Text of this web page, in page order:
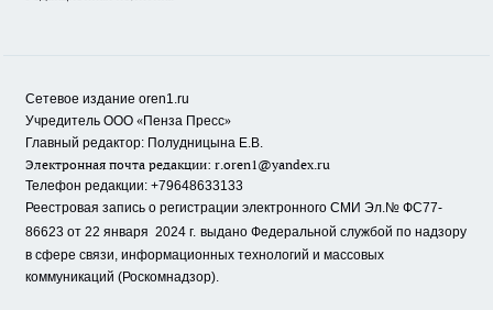
Сетевое издание oren1.ru
Учредитель ООО «Пенза Пресс»
Главный редактор: Полудницына Е.В.
Электронная почта редакции: r.oren1@yandex.ru
Телефон редакции: +79648633133
Реестровая запись о регистрации электронного СМИ Эл.№ ФС77-
86623 от 22 января 2024 г. выдано Федеральной службой по надзору
в сфере связи, информационных технологий и массовых
коммуникаций (Роскомнадзор).